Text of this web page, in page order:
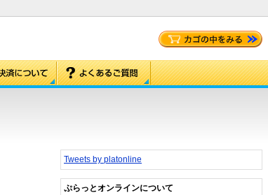
Tweets by platonline
ぷらっとオンラインについて